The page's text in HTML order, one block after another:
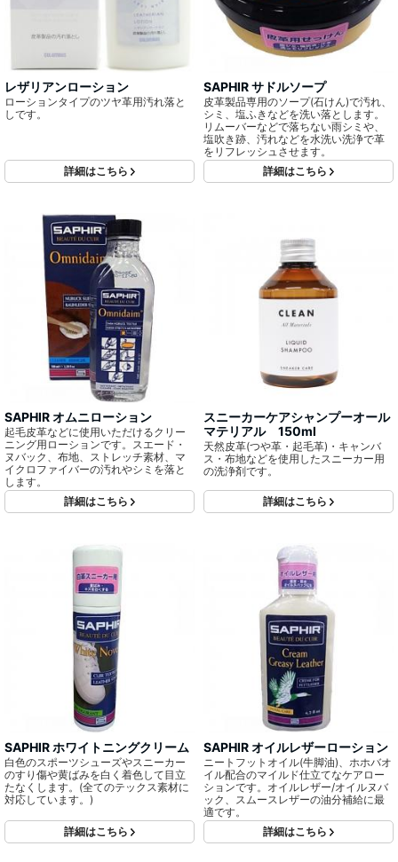
レザリアンローション
ローションタイプのツヤ革用汚れ落と
しです。
詳細はこちら
SAPHIR サドルソープ
皮革製品専用のソープ(石けん)で汚れ、
シミ、塩ふきなどを洗い落とします。
リムーバーなどで落ちない雨シミや、
塩吹き跡、汚れなどを水洗い洗浄で革
をリフレッシュさせます。
詳細はこちら
SAPHIR オムニローション
起毛皮革などに使用いただけるクリー
ニング用ローションです。スエード・
ヌバック、布地、ストレッチ素材、マ
イクロファイバーの汚れやシミを落と
します。
詳細はこちら
スニーカーケアシャンプーオール
マテリアル 150ml
天然皮革(つや革・起毛革)・キャンバ
ス・布地などを使用したスニーカー用
の洗浄剤です。
詳細はこちら
SAPHIR ホワイトニングクリーム
白色のスポーツシューズやスニーカー
のすり傷や黄ばみを白く着色して目立
たなくします。(全てのテックス素材に
対応しています。)
詳細はこちら
SAPHIR オイルレザーローション
ニートフットオイル(牛脚油)、ホホバオ
イル配合のマイルド仕立てなケアロー
ションです。オイルレザー/オイルヌバ
ック、スムースレザーの油分補給に最
適です。
詳細はこちら